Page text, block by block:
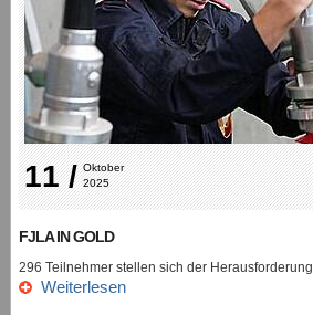
11 / Oktober
2025
FJLA IN GOLD
296 Teilnehmer stellen sich der Herausforderung
Weiterlesen